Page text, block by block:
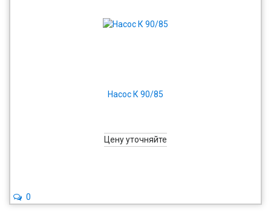
Насос К 90/85
Цену уточняйте
0